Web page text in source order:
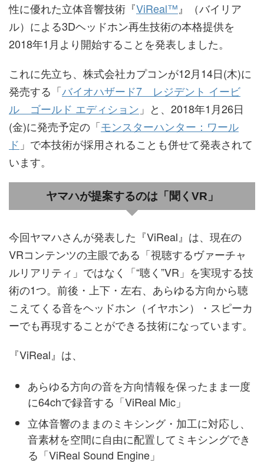
性に優れた立体音響技術『ViReal™ 』（バイリア
ル）による3Dヘッドホン再生技術の本格提供を
2018年1月より開始することを発表しました。
これに先立ち、株式会社カプコンが12月14日(木)に
発売する「バイオハザード7 レジデント イービ
ル ゴールド エディション 」と、2018年1月26日
(金)に発売予定の「モンスターハンター：ワール
ド 」で本技術が採用されることも併せて発表されて
います。
ヤマハが提案するのは「聞くVR」
今回ヤマハさんが発表した『ViReal』は、現在の
VRコンテンツの主眼である「視聴するヴァーチャ
ルリアリティ」ではなく「“聴く”VR」を実現する技
術の1つ。前後・上下・左右、あらゆる方向から聴
こえてくる音をヘッドホン（イヤホン）・スピーカ
ーでも再現することができる技術になっています。
『ViReal』は、
あらゆる方向の音を方向情報を保ったまま一度
に64chで録音する「ViReal Mic」
立体音響のままのミキシング・加工に対応し、
音素材を空間に自由に配置してミキシングでき
る「ViReal Sound Engine」